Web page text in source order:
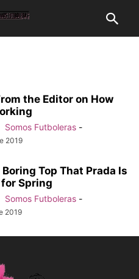
the Editor on How
Somos Futboleras -
2019
Boring Top That Prada Is
Spring
Somos Futboleras -
2019